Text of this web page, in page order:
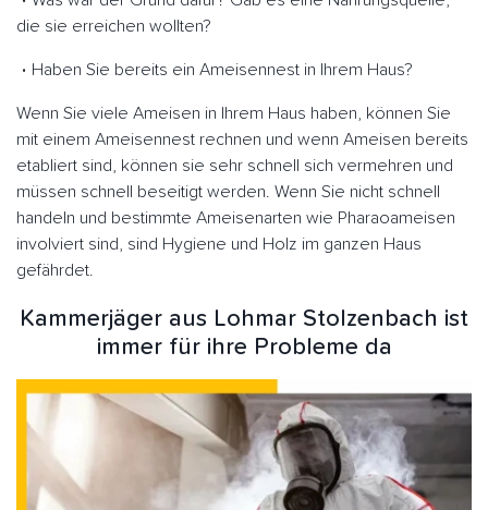
die sie erreichen wollten?
Haben Sie bereits ein Ameisennest in Ihrem Haus?
Wenn Sie viele Ameisen in Ihrem Haus haben, können Sie
mit einem Ameisennest rechnen und wenn Ameisen bereits
etabliert sind, können sie sehr schnell sich vermehren und
müssen schnell beseitigt werden. Wenn Sie nicht schnell
handeln und bestimmte Ameisenarten wie Pharaoameisen
involviert sind, sind Hygiene und Holz im ganzen Haus
gefährdet.
Kammerjäger aus Lohmar Stolzenbach ist
immer für ihre Probleme da